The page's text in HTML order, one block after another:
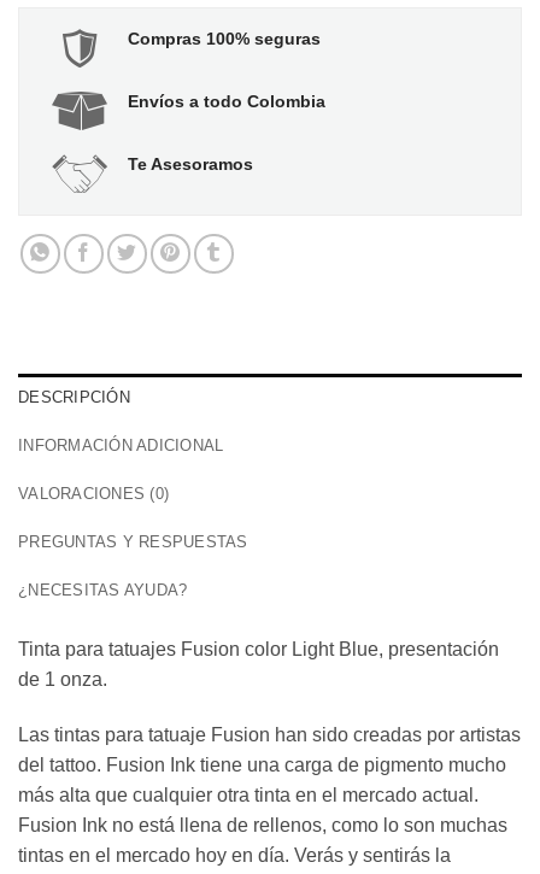
Compras 100% seguras
Envíos a todo Colombia
Te Asesoramos
DESCRIPCIÓN
INFORMACIÓN ADICIONAL
VALORACIONES (0)
PREGUNTAS Y RESPUESTAS
¿NECESITAS AYUDA?
Tinta para tatuajes Fusion color Light Blue, presentación
de 1 onza.
Las tintas para tatuaje Fusion han sido creadas por artistas
del tattoo. Fusion Ink tiene una carga de pigmento mucho
más alta que cualquier otra tinta en el mercado actual.
Fusion Ink no está llena de rellenos, como lo son muchas
tintas en el mercado hoy en día. Verás y sentirás la